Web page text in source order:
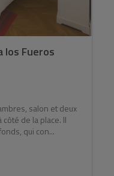
los Fueros
salon et deux
de la place. Il
qui con...